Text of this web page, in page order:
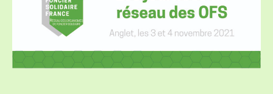
Journées
à
Anglet